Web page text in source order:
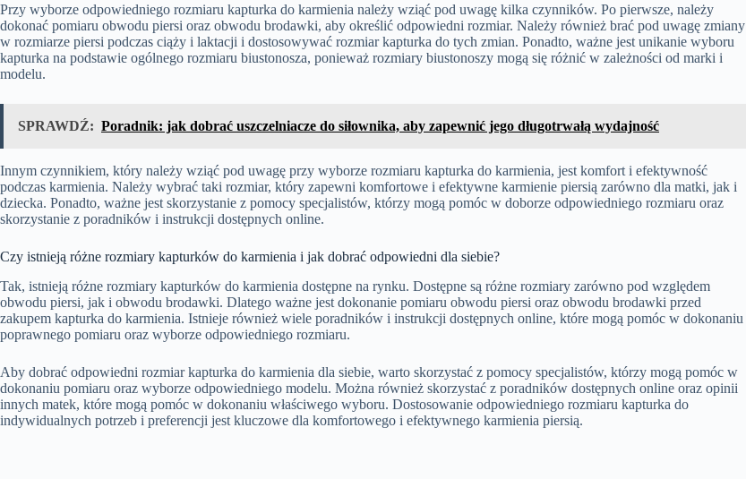
Przy wyborze odpowiedniego rozmiaru kapturka do karmienia należy wziąć pod uwagę kilka czynników. Po pierwsze, należy
dokonać pomiaru obwodu piersi oraz obwodu brodawki, aby określić odpowiedni rozmiar. Należy również brać pod uwagę zmiany
w rozmiarze piersi podczas ciąży i laktacji i dostosowywać rozmiar kapturka do tych zmian. Ponadto, ważne jest unikanie wyboru
kapturka na podstawie ogólnego rozmiaru biustonosza, ponieważ rozmiary biustonoszy mogą się różnić w zależności od marki i
modelu.
SPRAWDŹ: Poradnik: jak dobrać uszczelniacze do siłownika, aby zapewnić jego długotrwałą wydajność
Innym czynnikiem, który należy wziąć pod uwagę przy wyborze rozmiaru kapturka do karmienia, jest komfort i efektywność
podczas karmienia. Należy wybrać taki rozmiar, który zapewni komfortowe i efektywne karmienie piersią zarówno dla matki, jak i
dziecka. Ponadto, ważne jest skorzystanie z pomocy specjalistów, którzy mogą pomóc w doborze odpowiedniego rozmiaru oraz
skorzystanie z poradników i instrukcji dostępnych online.
Czy istnieją różne rozmiary kapturków do karmienia i jak dobrać odpowiedni dla siebie?
Tak, istnieją różne rozmiary kapturków do karmienia dostępne na rynku. Dostępne są różne rozmiary zarówno pod względem
obwodu piersi, jak i obwodu brodawki. Dlatego ważne jest dokonanie pomiaru obwodu piersi oraz obwodu brodawki przed
zakupem kapturka do karmienia. Istnieje również wiele poradników i instrukcji dostępnych online, które mogą pomóc w dokonaniu
poprawnego pomiaru oraz wyborze odpowiedniego rozmiaru.
Aby dobrać odpowiedni rozmiar kapturka do karmienia dla siebie, warto skorzystać z pomocy specjalistów, którzy mogą pomóc w
dokonaniu pomiaru oraz wyborze odpowiedniego modelu. Można również skorzystać z poradników dostępnych online oraz opinii
innych matek, które mogą pomóc w dokonaniu właściwego wyboru. Dostosowanie odpowiedniego rozmiaru kapturka do
indywidualnych potrzeb i preferencji jest kluczowe dla komfortowego i efektywnego karmienia piersią.